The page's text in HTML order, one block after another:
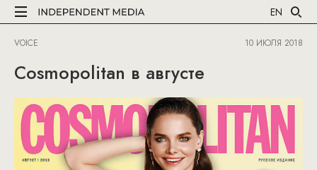
EN
VOICE 10 ИЮЛЯ 2018
Cosmopolitan в августе